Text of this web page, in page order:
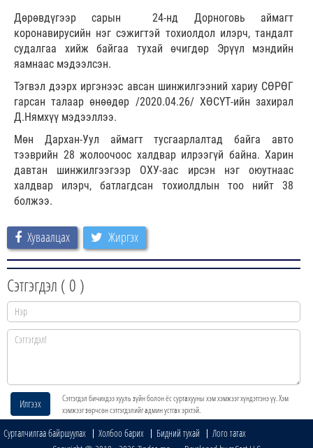
Дөрөвдүгээр сарын 24-нд Дорноговь аймагт
коронавирусийн нэг сэжигтэй тохиолдол илэрч, тандалт
судалгаа хийж байгаа тухай өчигдөр Эрүүл мэндийн
яамнаас мэдээлсэн.
Тэгвэл дээрх иргэнээс авсан шинжилгээний хариу СӨРӨГ
гарсан талаар өнөөдөр /2020.04.26/ ХӨСҮТ-ийн захирал
Д.Нямхүү мэдээллээ.
Мөн Дархан-Уул аймагт тусгаарлалтад байга авто
тээврийн 28 жолоочоос халдвар илрээгүй байна. Харин
давтан шинжилгээгээр ОХУ-аас ирсэн нэг оюутнаас
халдвар илэрч, батлагдсан тохиолдлын тоо нийт 38
болжээ.
Хуваалцах Жиргэх
Сэтгэгдэл ( 0 )
Илгээх
Сэтгэгдэл бичихдээ хууль зүйн болон ёс суртахууны хэм хэмжээг хүндэтгэнэ үү. Хэм
хэмжээг зөрчсөн сэтгэгдэлийг админ устгах эрхтэй.
Сурталчилгаа байршуулах Холбоо барих Бидний тухай
Лого татах